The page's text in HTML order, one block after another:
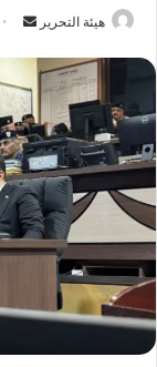
هيئة التحرير
أرسل